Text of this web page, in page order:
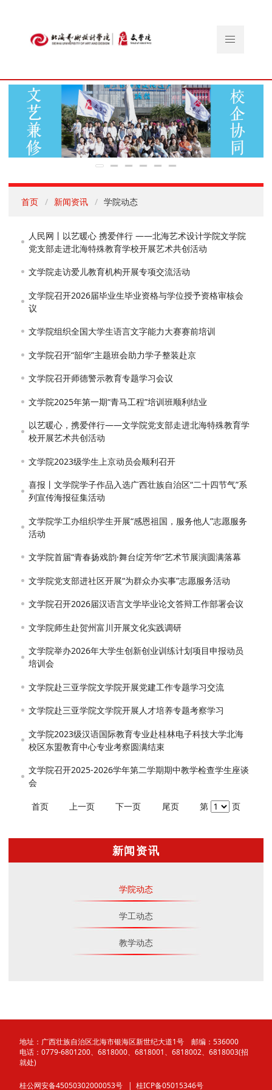
新闻资讯
学院动态
学工动态
教学动态
首页 新闻资讯 学院动态
人民网丨以艺暖心 携爱伴行 ——北海艺术设计学院文学院
党支部走进北海特殊教育学校开展艺术共创活动
文学院走访爱儿教育机构开展专项交流活动
文学院召开2026届毕业生毕业资格与学位授予资格审核会
议
文学院组织全国大学生语言文字能力大赛赛前培训
文学院召开“韶华”主题班会助力学子整装赴京
文学院召开师德警示教育专题学习会议
文学院2025年第一期“青马工程”培训班顺利结业
以艺暖心，携爱伴行——文学院党支部走进北海特殊教育学
校开展艺术共创活动
文学院2023级学生上京动员会顺利召开
喜报丨文学院学子作品入选广西壮族自治区“二十四节气”系
列宣传海报征集活动
文学院学工办组织学生开展“感恩祖国，服务他人”志愿服务
活动
文学院首届“青春扬戏韵·舞台绽芳华”艺术节展演圆满落幕
文学院党支部进社区开展“为群众办实事”志愿服务活动
文学院召开2026届汉语言文学毕业论文答辩工作部署会议
文学院师生赴贺州富川开展文化实践调研
文学院举办2026年大学生创新创业训练计划项目申报动员
培训会
文学院赴三亚学院文学院开展党建工作专题学习交流
文学院赴三亚学院文学院开展人才培养专题考察学习
文学院2023级汉语国际教育专业赴桂林电子科技大学北海
校区东盟教育中心专业考察圆满结束
文学院召开2025-2026学年第二学期期中教学检查学生座谈
会
首页 上一页 下一页 尾页 第 页
地址：广西壮族自治区北海市银海区新世纪大道1号 邮编：536000
电话：0779-6801200、6818000、6818001、6818002、6818003(招
就处)
桂公网安备45050302000053号 | 桂ICP备05015346号